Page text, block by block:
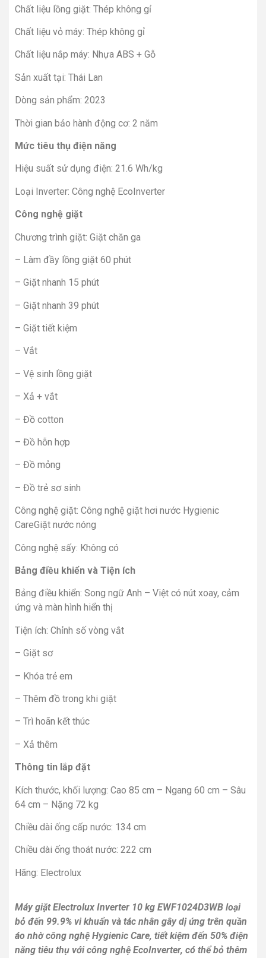
Chất liệu lồng giặt: Thép không gỉ
Chất liệu vỏ máy: Thép không gỉ
Chất liệu nắp máy: Nhựa ABS + Gỗ
Sản xuất tại: Thái Lan
Dòng sản phẩm: 2023
Thời gian bảo hành động cơ: 2 năm
Mức tiêu thụ điện năng
Hiệu suất sử dụng điện: 21.6 Wh/kg
Loại Inverter: Công nghệ EcoInverter
Công nghệ giặt
Chương trình giặt: Giặt chăn ga
– Làm đầy lồng giặt 60 phút
– Giặt nhanh 15 phút
– Giặt nhanh 39 phút
– Giặt tiết kiệm
– Vắt
– Vệ sinh lồng giặt
– Xả + vắt
– Đồ cotton
– Đồ hỗn hợp
– Đồ mỏng
– Đồ trẻ sơ sinh
Công nghệ giặt: Công nghệ giặt hơi nước Hygienic
CareGiặt nước nóng
Công nghệ sấy: Không có
Bảng điều khiển và Tiện ích
Bảng điều khiển: Song ngữ Anh – Việt có nút xoay, cảm
ứng và màn hình hiển thị
Tiện ích: Chỉnh số vòng vắt
– Giặt sơ
– Khóa trẻ em
– Thêm đồ trong khi giặt
– Trì hoãn kết thúc
– Xả thêm
Thông tin lắp đặt
Kích thước, khối lượng: Cao 85 cm – Ngang 60 cm – Sâu
64 cm – Nặng 72 kg
Chiều dài ống cấp nước: 134 cm
Chiều dài ống thoát nước: 222 cm
Hãng: Electrolux
Máy giặt Electrolux Inverter 10 kg EWF1024D3WB loại
bỏ đến 99.9% vi khuẩn và tác nhân gây dị ứng trên quần
áo nhờ công nghệ Hygienic Care, tiết kiệm đến 50% điện
năng tiêu thụ với công nghệ EcoInverter, có thể bỏ thêm